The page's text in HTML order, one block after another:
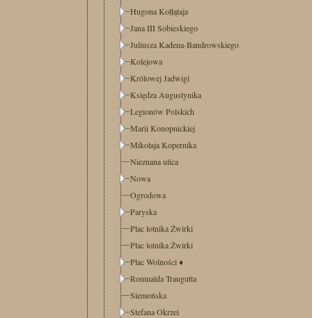
Hugona Kołłątaja
Jana III Sobieskiego
Juliusza Kadena-Bandrowskiego
Kolejowa
Królowej Jadwigi
Księdza Augustynika
Legionów Polskich
Marii Konopnickiej
Mikołaja Kopernika
Nieznana ulica
Nowa
Ogrodowa
Paryska
Plac lotnika Żwirki
Plac lotnika Żwirki
Plac Wolności ♦
Romualda Traugutta
Siemońska
Stefana Okrzei